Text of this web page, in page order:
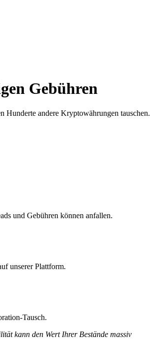
Gebühren
Hunderte andere Kryptowährungen tauschen.
und Gebühren können anfallen.
unserer Plattform.
Tausch.
kann den Wert Ihrer Bestände massiv